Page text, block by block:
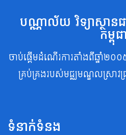
បណ្ណាល័យ វិទ្យាស្ថាន
កម្ពុជា
ចាប់ផ្តើមដំណើរការតាំងពីឆ្នាំ២០០
គ្រប់គ្រងរបស់មជ្ឈមណ្ឌលស្រាវជ្រ
ទំនាក់ទំនង